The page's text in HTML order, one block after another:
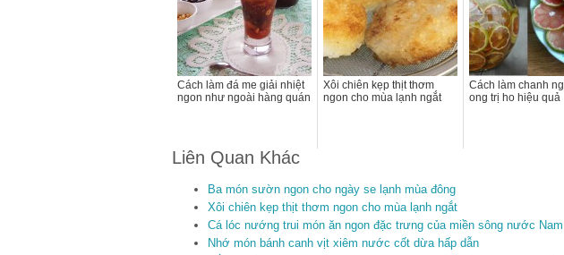
Cách làm đá me giải nhiệt
ngon như ngoài hàng quán
Xôi chiên kẹp thịt thơm
ngon cho mùa lạnh ngắt
Cách làm chanh
ong trị ho hiệu quả
Liên Quan Khác
Ba món sườn ngon cho ngày se lạnh mùa đông
Xôi chiên kẹp thịt thơm ngon cho mùa lạnh ngắt
Cá lóc nướng trui món ăn ngon đặc trưng của miền sông nước
Nhớ món bánh canh vịt xiêm nước cốt dừa hấp dẫn